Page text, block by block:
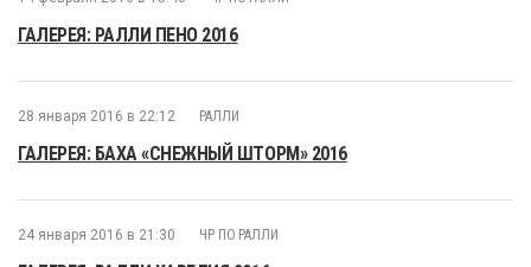
ГАЛЕРЕЯ: РАЛЛИ ПЕНО 2016
28 января 2016 в 22:12 РАЛЛИ
ГАЛЕРЕЯ: БАХА «СНЕЖНЫЙ ШТОРМ» 2016
24 января 2016 в 21:30 ЧР ПО РАЛЛИ